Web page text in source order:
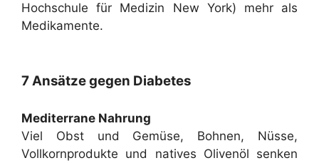
Hochschule für Medizin New York) mehr als
Medikamente.
7 Ansätze gegen Diabetes
Mediterrane Nahrung
Viel Obst und Gemüse, Bohnen, Nüsse,
Vollkornprodukte und natives Olivenöl senken